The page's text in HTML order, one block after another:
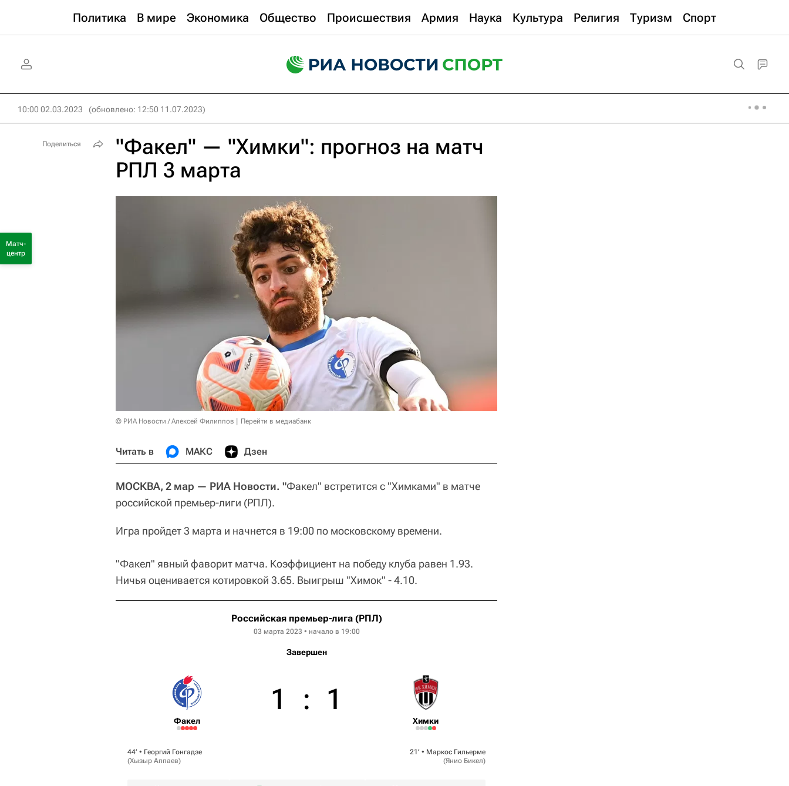
Политика В мире Экономика Общество Происшествия Армия Наука Культура Религия Туризм Спорт
10:00 02.03.2023 (обновлено: 12:50 11.07.2023)
"Факел" — "Химки": прогноз на матч
РПЛ 3 марта
© РИА Новости / Алексей Филиппов Перейти в медиабанк
Читать в МАКС Дзен
МОСКВА, 2 мар — РИА Новости. "Факел" встретится с "Химками" в матче
российской премьер-лиги (РПЛ).
Игра пройдет 3 марта и начнется в 19:00 по московскому времени.
"Факел" явный фаворит матча. Коэффициент на победу клуба равен 1.93.
Ничья оценивается котировкой 3.65. Выигрыш "Химок" - 4.10.
Российская премьер-лига (РПЛ)
03 марта 2023 • начало в 19:00
Завершен
Факел
1 : 1
Химки
44‎’‎ • Георгий Гонгадзе
(Хызыр Аппаев)
21‎’‎ • Маркос Гильерме
(Янио Бикел)
Поделиться
Матч-
центр